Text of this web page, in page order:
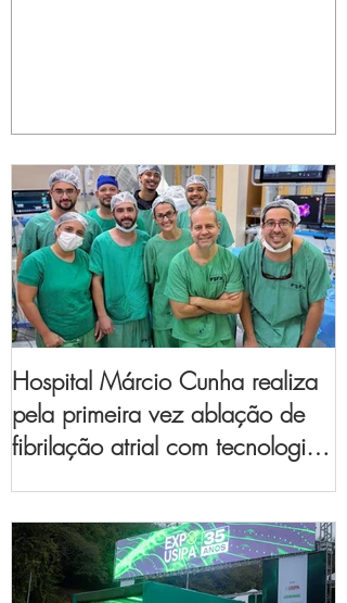
Hospital Márcio Cunha realiza
pela primeira vez ablação de
fibrilação atrial com tecnologia